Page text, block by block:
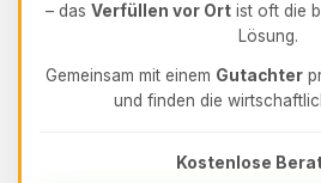
– das Verfüllen vor Ort ist oft die
Lösung.
Gemeinsam mit einem Gutachter
und finden die
Kostenlose